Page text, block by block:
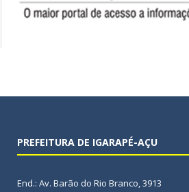
PREFEITURA DE IGARAPÉ-AÇU
End.: Av. Barão do Rio Branco, 3913